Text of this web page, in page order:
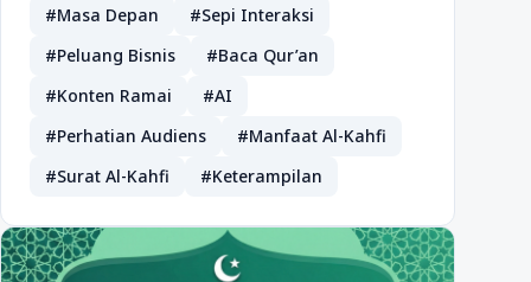
#Masa Depan
#Sepi Interaksi
#Peluang Bisnis
#Baca Qur’an
#Konten Ramai
#AI
#Perhatian Audiens
#Manfaat Al-Kahfi
#Surat Al-Kahfi
#Keterampilan